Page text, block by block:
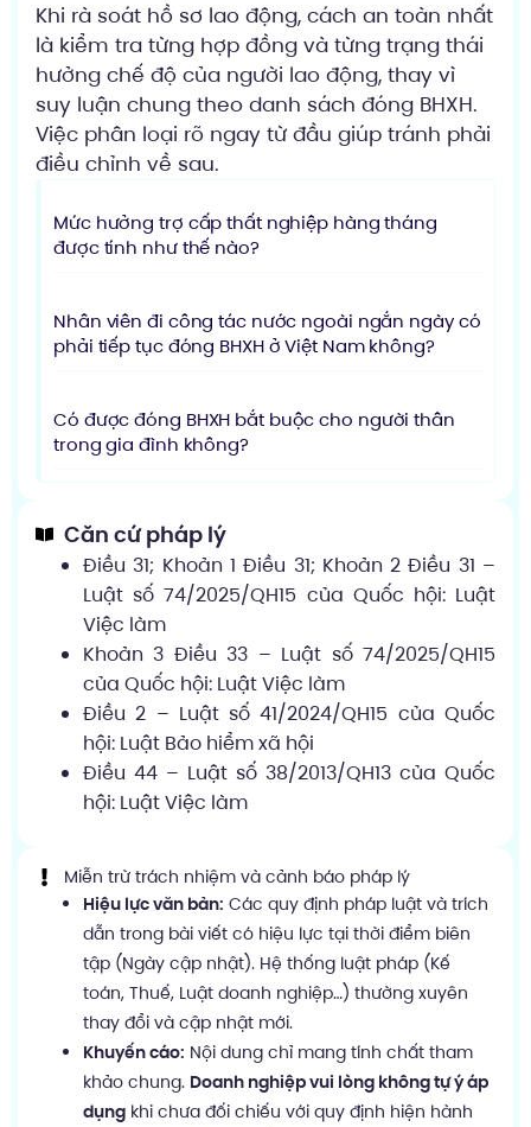
Khi rà soát hồ sơ lao động, cách an toàn nhất
là kiểm tra từng hợp đồng và từng trạng thái
hưởng chế độ của người lao động, thay vì
suy luận chung theo danh sách đóng BHXH.
Việc phân loại rõ ngay từ đầu giúp tránh phải
điều chỉnh về sau.
Mức hưởng trợ cấp thất nghiệp hàng tháng
được tính như thế nào?
Nhân viên đi công tác nước ngoài ngắn ngày có
phải tiếp tục đóng BHXH ở Việt Nam không?
Có được đóng BHXH bắt buộc cho người thân
trong gia đình không?
Căn cứ pháp lý
Điều 31; Khoản 1 Điều 31; Khoản 2 Điều 31 –
Luật số 74/2025/QH15 của Quốc hội: Luật
Việc làm
Khoản 3 Điều 33 – Luật số 74/2025/QH15
của Quốc hội: Luật Việc làm
Điều 2 – Luật số 41/2024/QH15 của Quốc
hội: Luật Bảo hiểm xã hội
Điều 44 – Luật số 38/2013/QH13 của Quốc
hội: Luật Việc làm
Miễn trừ trách nhiệm và cảnh báo pháp lý
Hiệu lực văn bản: Các quy định pháp luật và trích
dẫn trong bài viết có hiệu lực tại thời điểm biên
tập (Ngày cập nhật). Hệ thống luật pháp (Kế
toán, Thuế, Luật doanh nghiệp…) thường xuyên
thay đổi và cập nhật mới.
Khuyến cáo: Nội dung chỉ mang tính chất tham
khảo chung. Doanh nghiệp vui lòng không tự ý áp
dụng khi chưa đối chiếu với quy định hiện hành